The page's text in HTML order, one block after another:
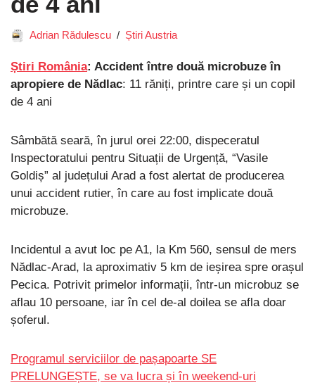
Adrian Rădulescu Știri Austria
Știri România: Accident între două microbuze în
apropiere de Nădlac: 11 răniți, printre care și un copil
de 4 ani
Sâmbătă seară, în jurul orei 22:00, dispeceratul
Inspectoratului pentru Situații de Urgență, “Vasile
Goldiș” al județului Arad a fost alertat de producerea
unui accident rutier, în care au fost implicate două
microbuze.
Incidentul a avut loc pe A1, la Km 560, sensul de mers
Nădlac-Arad, la aproximativ 5 km de ieșirea spre orașul
Pecica. Potrivit primelor informații, într-un microbuz se
aflau 10 persoane, iar în cel de-al doilea se afla doar
șoferul.
Programul serviciilor de pașapoarte SE
PRELUNGEȘTE, se va lucra și în weekend-uri